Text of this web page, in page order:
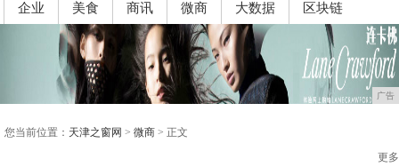
企业 美食 商讯 微商 大数据 区块链
广告
您当前位置： 天津之窗网 > 微商 > 正文
更多